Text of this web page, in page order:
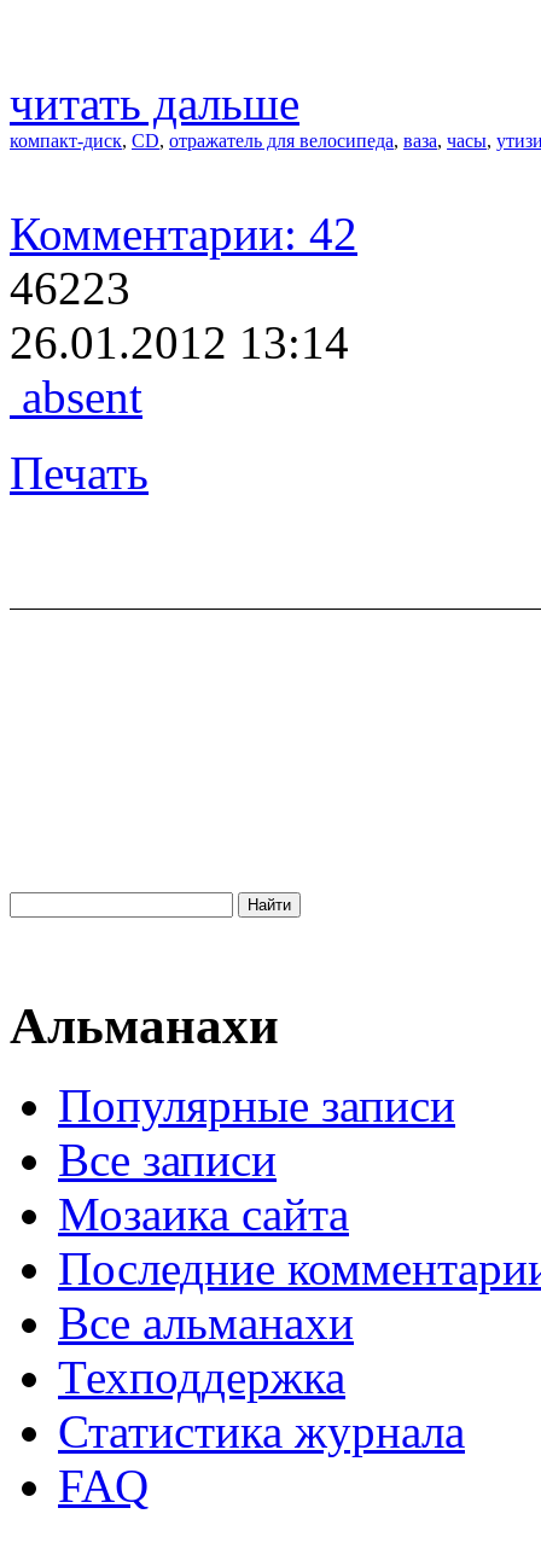
читать дальше
компакт-диск, CD, отражатель для велосипеда, ваза, часы,
Комментарии: 42
46223
26.01.2012 13:14
absent
Печать
Альманахи
Популярные записи
Все записи
Мозаика сайта
Последние
Все альманахи
Техподдержка
Статистика журнала
FAQ